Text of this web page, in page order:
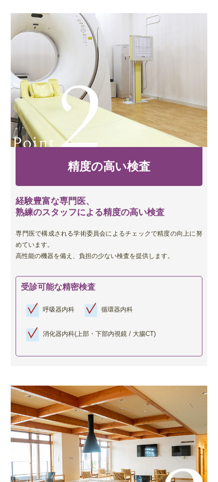
精度の高い検査
経験豊富な専門医、
熟練のスタッフによる精度の高い検査
専門医で構成される学術委員会によるチェックで精度の向上に努
めています。
高性能の機器を備え、負担の少ない検査を提供します。
受診可能な精密検査
呼吸器内科 循環器内科
消化器内科(上部・下部内視鏡 / 大腸CT)